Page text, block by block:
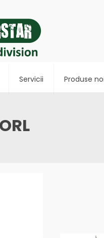
Servicii Produse